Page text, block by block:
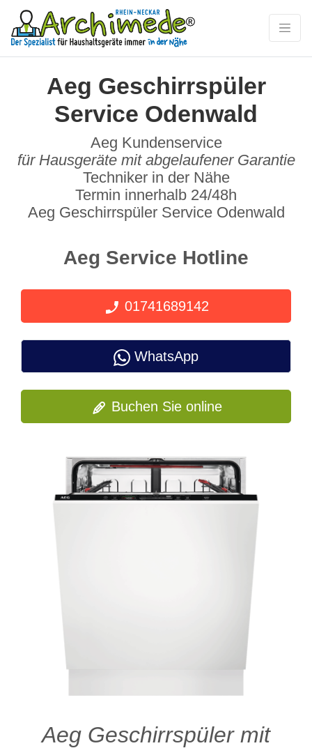
Aeg Geschirrspüler
Service Odenwald
Aeg Kundenservice
für Hausgeräte mit abgelaufener Garantie
Techniker in der Nähe
Termin innerhalb 24/48h
Aeg Geschirrspüler Service Odenwald
Aeg Service Hotline
01741689142
WhatsApp
Buchen Sie online
Aeg Geschirrspüler mit